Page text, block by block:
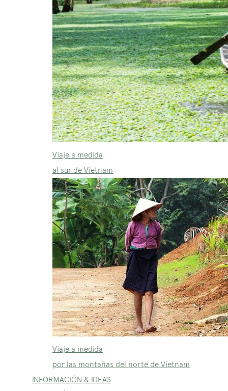
Viaje a medida
al sur de Vietnam
Viaje a medida
por las montañas del norte de Vietnam
INFORMACIÓN & IDEAS